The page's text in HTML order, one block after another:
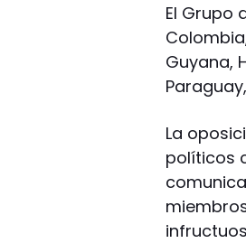
El Grupo
Guyana,
La
políticos